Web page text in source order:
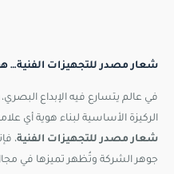
شعار مصدر للتجهيزات الفنية…
في عالم يتسارع فيه الإبداع
الركيزة الأساسية لبناء هوية أي
شعار مصدر للتجهيزات الفنية،
جوهر الشركة وتُظهر تميزها في